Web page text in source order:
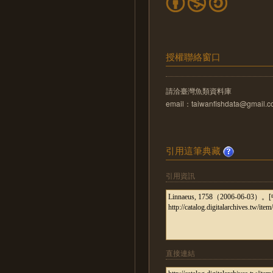
授權聯絡窗口
請洽臺灣魚類資料庫
email：
引用這筆典藏
引用資訊
直接連結